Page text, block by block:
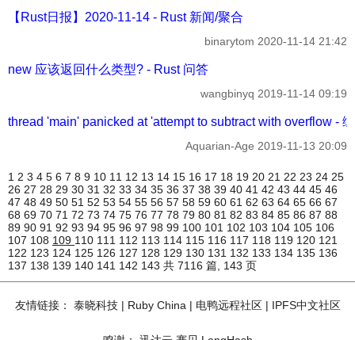
【Rust日报】2020-11-14 - Rust 新闻/聚合
binarytom 2020-11-14 21:42
new 应该返回什么类型? - Rust 问答
wangbinyq 2019-11-14 09:19
thread 'main' panicked at 'attempt to subtract with overflow -
Aquarian-Age 2019-11-13 20:09
1 2 3 4 5 6 7 8 9 10 11 12 13 14 15 16 17 18 19 20 21 22 23 24 25
26 27 28 29 30 31 32 33 34 35 36 37 38 39 40 41 42 43 44 45 46
47 48 49 50 51 52 53 54 55 56 57 58 59 60 61 62 63 64 65 66 67
68 69 70 71 72 73 74 75 76 77 78 79 80 81 82 83 84 85 86 87 88
89 90 91 92 93 94 95 96 97 98 99 100 101 102 103 104 105 106
107 108 109 110 111 112 113 114 115 116 117 118 119 120 121
122 123 124 125 126 127 128 129 130 131 132 133 134 135 136
137 138 139 140 141 142 143 共 7116 篇, 143 页
友情链接： 泰晓科技| Ruby China | 电鸭远程社区| IPFS中文社区